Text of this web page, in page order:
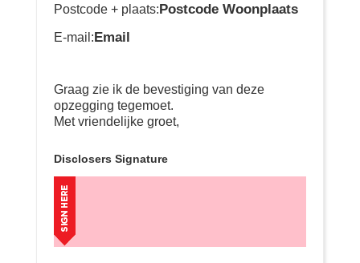
Postcode + plaats:Postcode Woonplaats
E-mail:Email
Graag zie ik de bevestiging van deze
opzegging tegemoet.
Met vriendelijke groet,
Disclosers Signature